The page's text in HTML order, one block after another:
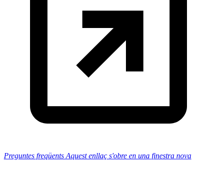
Preguntes freqüents Aquest enllaç s'obre en una finestra nova